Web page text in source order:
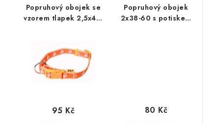
Popruhový obojek se
vzorem tlapek 2,5x40-
95 Kč
Popruhový obojek
2x38-60 s potiskem
80 Kč